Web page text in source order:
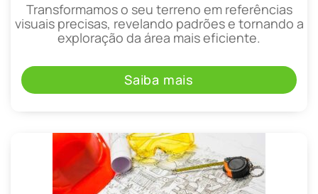
Transformamos o seu terreno em referências
visuais precisas, revelando padrões e tornando a
exploração da área mais eficiente.
Saiba mais